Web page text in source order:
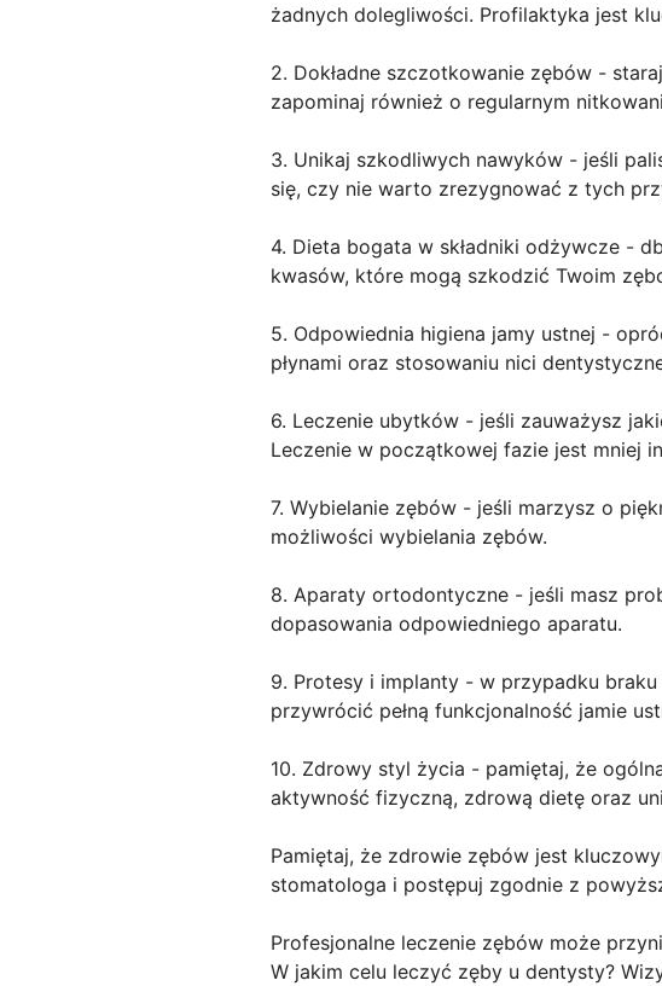
żadnych dolegliwości. Profilaktyka jest
2. Dokładne szczotkowanie zębów -
zapominaj również o regularnym
3. Unikaj szkodliwych nawyków - jeśli
się, czy nie warto zrezygnować z tych
4. Dieta bogata w składniki odżywcze -
kwasów, które mogą szkodzić Twoim
5. Odpowiednia higiena jamy ustnej -
płynami oraz stosowaniu nici
6. Leczenie ubytków - jeśli zauważysz
Leczenie w początkowej fazie jest mniej
7. Wybielanie zębów - jeśli marzysz o
możliwości wybielania zębów.
8. Aparaty ortodontyczne - jeśli masz
dopasowania odpowiedniego aparatu.
9. Protesy i implanty - w przypadku
przywrócić pełną funkcjonalność jamie
10. Zdrowy styl życia - pamiętaj, że
aktywność fizyczną, zdrową dietę oraz
Pamiętaj, że zdrowie zębów jest
stomatologa i postępuj zgodnie z
Profesjonalne leczenie zębów może
W jakim celu leczyć zęby u dentysty?